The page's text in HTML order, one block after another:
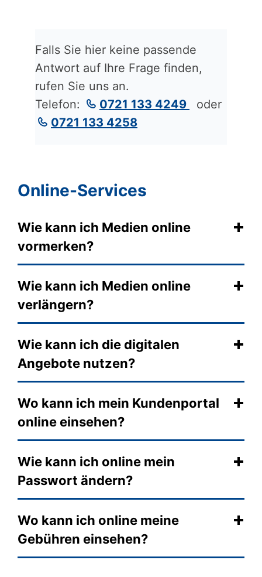
Falls Sie hier keine passende
Antwort auf Ihre Frage finden,
rufen Sie uns an.
Telefon:
0721 133 4249
oder
0721 133 4258
Online-Services
Wie kann ich Medien online
vormerken?
Wie kann ich Medien online
verlängern?
Wie kann ich die digitalen
Angebote nutzen?
Wo kann ich mein Kundenportal
online einsehen?
Wie kann ich online mein
Passwort ändern?
Wo kann ich online meine
Gebühren einsehen?